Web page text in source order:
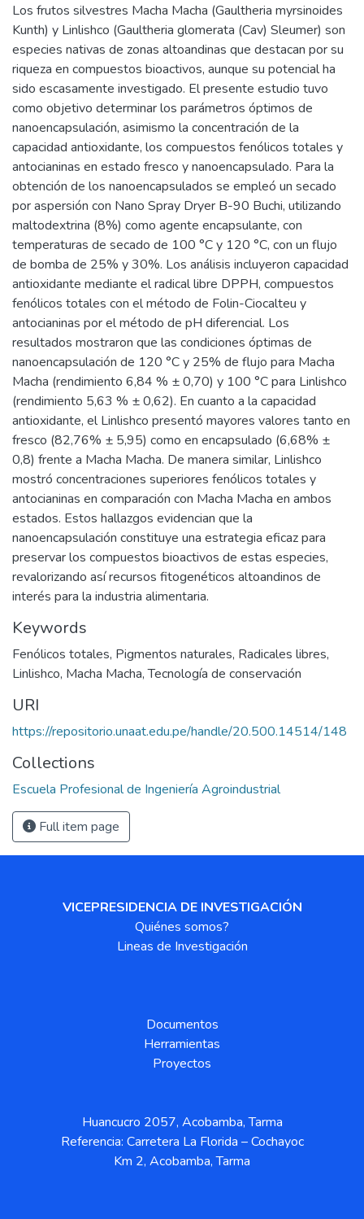
Los frutos silvestres Macha Macha (Gaultheria myrsinoides
Kunth) y Linlishco (Gaultheria glomerata (Cav) Sleumer) son
especies nativas de zonas altoandinas que destacan por su
riqueza en compuestos bioactivos, aunque su potencial ha
sido escasamente investigado. El presente estudio tuvo
como objetivo determinar los parámetros óptimos de
nanoencapsulación, asimismo la concentración de la
capacidad antioxidante, los compuestos fenólicos totales y
antocianinas en estado fresco y nanoencapsulado. Para la
obtención de los nanoencapsulados se empleó un secado
por aspersión con Nano Spray Dryer B-90 Buchi, utilizando
maltodextrina (8%) como agente encapsulante, con
temperaturas de secado de 100 °C y 120 °C, con un flujo
de bomba de 25% y 30%. Los análisis incluyeron capacidad
antioxidante mediante el radical libre DPPH, compuestos
fenólicos totales con el método de Folin-Ciocalteu y
antocianinas por el método de pH diferencial. Los
resultados mostraron que las condiciones óptimas de
nanoencapsulación de 120 °C y 25% de flujo para Macha
Macha (rendimiento 6,84 % ± 0,70) y 100 °C para Linlishco
(rendimiento 5,63 % ± 0,62). En cuanto a la capacidad
antioxidante, el Linlishco presentó mayores valores tanto en
fresco (82,76% ± 5,95) como en encapsulado (6,68% ±
0,8) frente a Macha Macha. De manera similar, Linlishco
mostró concentraciones superiores fenólicos totales y
antocianinas en comparación con Macha Macha en ambos
estados. Estos hallazgos evidencian que la
nanoencapsulación constituye una estrategia eficaz para
preservar los compuestos bioactivos de estas especies,
revalorizando así recursos fitogenéticos altoandinos de
interés para la industria alimentaria.
Keywords
Fenólicos totales, Pigmentos naturales, Radicales libres,
Linlishco, Macha Macha,Tecnología de conservación
URI
https://repositorio.unaat.edu.pe/handle/20.500.14514/148
Collections
Escuela Profesional de Ingeniería Agroindustrial
Full item page
VICEPRESIDENCIA DE INVESTIGACIÓN
Quiénes somos?
Lineas de Investigación
Documentos
Herramientas
Proyectos
Huancucro 2057, Acobamba, Tarma
Referencia: Carretera La Florida – Cochayoc
Km 2, Acobamba, Tarma